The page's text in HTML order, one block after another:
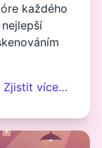
každého
Zjistit více…